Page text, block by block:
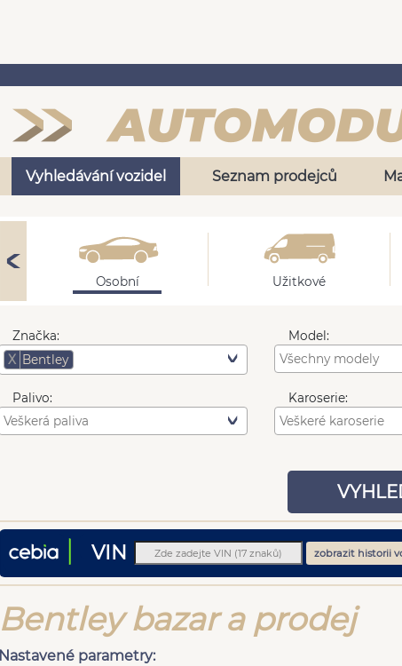
Vyhledávání vozidel Seznam prodejců
Osobní Užitkové
Značka:
X Bentley
Model:
Palivo: Karoserie:
VIN zobrazit historii
Bentley bazar a prodej
Nastavené parametry: